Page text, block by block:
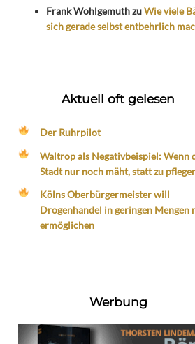
Frank WohlgemuthzuWie viele
sich gerade selbst entbehrlich
Aktuell oft gelesen
Der Ruhrpilot
Waltrop als Negativbeispiel: Wenn
Stadt nur noch mäht, statt zu
Kölns Oberbürgermeister will
Drogenhandel in geringen Mengen
ermöglichen
Werbung